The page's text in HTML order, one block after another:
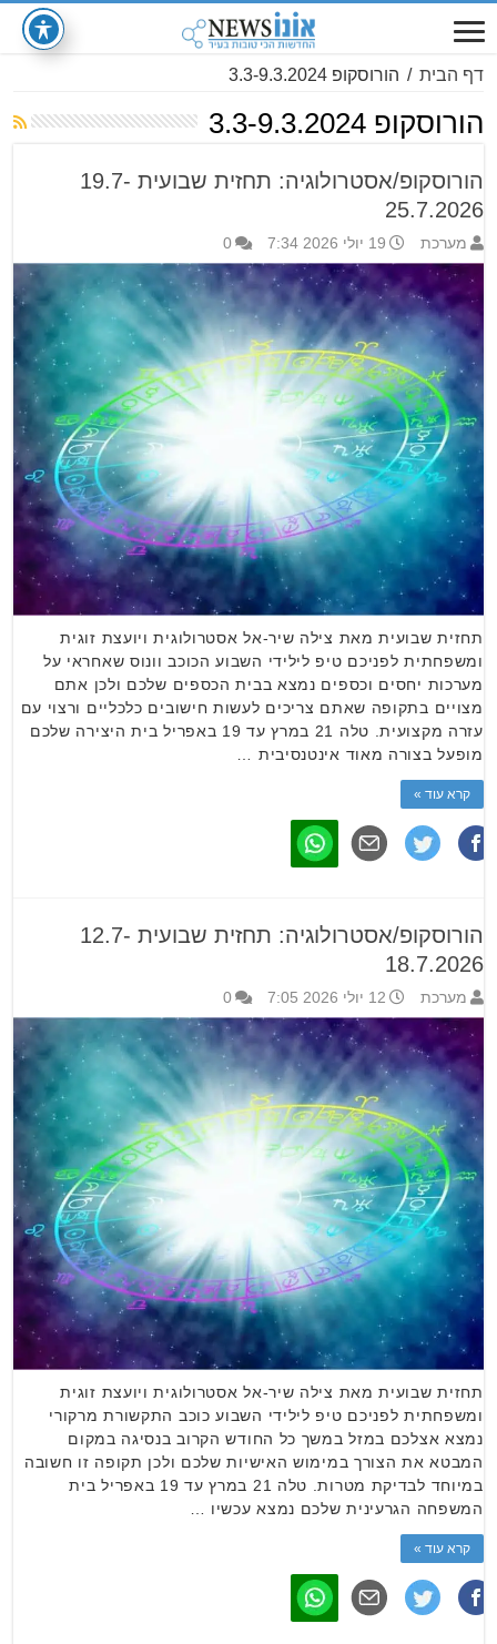
דף הבית / הורוסקופ 3.3-9.3.2024
הורוסקופ 3.3-9.3.2024
הורוסקופ/אסטרולוגיה: תחזית שבועית 19.7-
25.7.2026
מערכת 19 יולי 2026 7:34 0
תחזית שבועית מאת צילה שיר-אל אסטרולוגית ויועצת זוגית
ומשפחתית לפניכם טיפ לילידי השבוע הכוכב וונוס שאחראי על
מערכות יחסים וכספים נמצא בבית הכספים שלכם ולכן אתם
מצויים בתקופה שאתם צריכים לעשות חישובים כלכליים ורצוי עם
עזרה מקצועית. טלה 21 במרץ עד 19 באפריל בית היצירה שלכם
מופעל בצורה מאוד אינטנסיבית …
קרא עוד »
הורוסקופ/אסטרולוגיה: תחזית שבועית 12.7-
18.7.2026
מערכת 12 יולי 2026 7:05 0
תחזית שבועית מאת צילה שיר-אל אסטרולוגית ויועצת זוגית
ומשפחתית לפניכם טיפ לילידי השבוע כוכב התקשורת מרקורי
נמצא אצלכם במזל במשך כל החודש הקרוב בנסיגה במקום
המבטא את הצורך במימוש האישיות שלכם ולכן תקופה זו חשובה
במיוחד לבדיקת מטרות. טלה 21 במרץ עד 19 באפריל בית
המשפחה הגרעינית שלכם נמצא עכשיו …
קרא עוד »